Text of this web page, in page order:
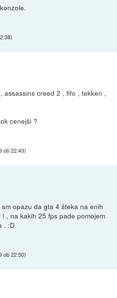
)
assassins creed 2 , fifo , tekken ,
cenejši ?
ob 22:43)
opazu da gta 4 šteka na enih
, na kakih 25 fps pade pomojem
. :D
ob 22:50)